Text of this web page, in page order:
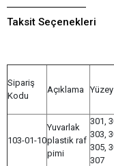
Taksit Seçenekleri
Sipariş
Kodu
Açıklama Yüzey
103-01-10
Yuvarlak
plastik raf
pimi
301,
303,
305,
307